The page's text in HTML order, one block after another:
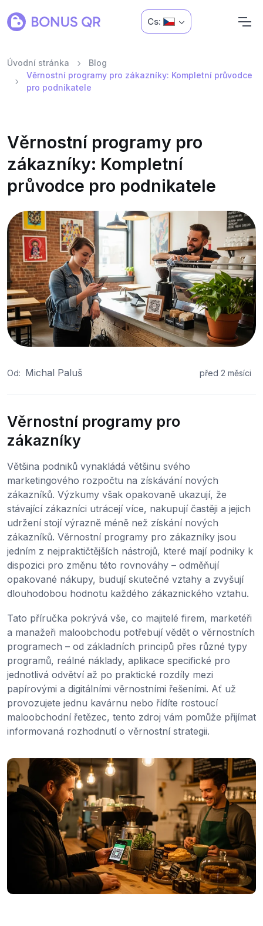
Cs:
Úvodní stránka
Blog
Věrnostní programy pro zákazníky: Kompletní průvodce
pro podnikatele
Věrnostní programy pro
zákazníky: Kompletní
průvodce pro podnikatele
Od: Michal Paluš před 2 měsíci
Věrnostní programy pro
zákazníky
Většina podniků vynakládá většinu svého
marketingového rozpočtu na získávání nových
zákazníků. Výzkumy však opakovaně ukazují, že
stávající zákazníci utrácejí více, nakupují častěji a jejich
udržení stojí výrazně méně než získání nových
zákazníků. Věrnostní programy pro zákazníky jsou
jedním z nejpraktičtějších nástrojů, které mají podniky k
dispozici pro změnu této rovnováhy – odměňují
opakované nákupy, budují skutečné vztahy a zvyšují
dlouhodobou hodnotu každého zákaznického vztahu.
Tato příručka pokrývá vše, co majitelé firem, marketéři
a manažeři maloobchodu potřebují vědět o věrnostních
programech – od základních principů přes různé typy
programů, reálné náklady, aplikace specifické pro
jednotlivá odvětví až po praktické rozdíly mezi
papírovými a digitálními věrnostními řešeními. Ať už
provozujete jednu kavárnu nebo řídíte rostoucí
maloobchodní řetězec, tento zdroj vám pomůže přijímat
informovaná rozhodnutí o věrnostní strategii.